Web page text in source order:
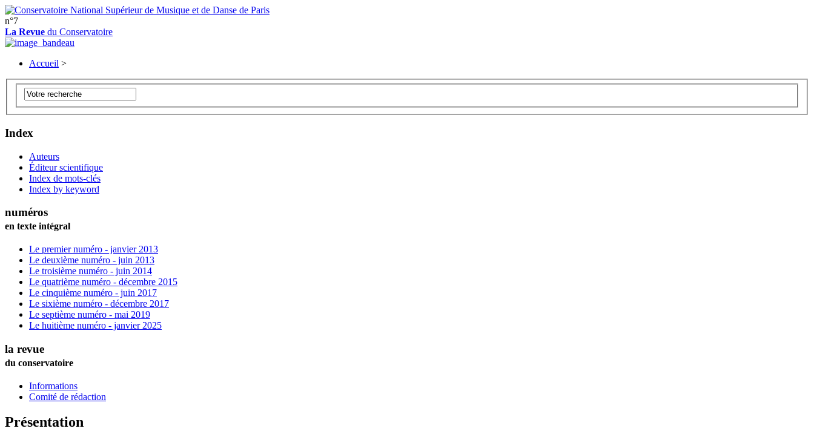
n°7
La Revue du Conservatoire
Accueil >
Index
Auteurs
Éditeur scientifique
Index de mots-clés
Index by keyword
numéros
en texte intégral
Le premier numéro - janvier 2013
Le deuxième numéro - juin 2013
Le troisième numéro - juin 2014
Le quatrième numéro - décembre 2015
Le cinquième numéro - juin 2017
Le sixième numéro - décembre 2017
Le septième numéro - mai 2019
Le huitième numéro - janvier 2025
la revue
du conservatoire
Informations
Comité de rédaction
Présentation